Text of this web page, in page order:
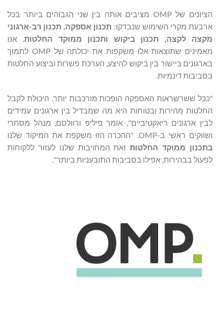
הציונים של OMP מציבים אותה בין שני הגבוהים ביותר בכל
ארבעת מקרי השימוש שנבדקו: תכנון אספקה, תכנון רב-ארגוני
מקצה לקצה, תכנון ביקוש ותכנון ממוקד החלטות. אנו
מאמינים שתוצאות אלו משקפות את יכולתה של OMP לתמוך
בארגונים ביישור בין ביקוש להיצע, הערכת פשרות וביצוע החלטות
בסביבות דינמיות.
"ככל ששרשראות האספקה ​​הופכות מורכבות יותר, היכולת לקבל
החלטות מהירות ובטוחות היא מה שמבדיל בין ארגונים עמידים
לבין ארגונים ריאקטיביים", אומר פיליפ ורוולסם, מנהל מסחרי
ושווקים ראשי ב-OMP. "ההכרה הזו משקפת את המיקוד שלנו
בתכנון ממוקד החלטותואת המחויבות שלנו לעזור ללקוחות
לפעול בבהירות, אפילו בסביבות התובעניות ביותר".